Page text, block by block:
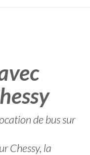
de bus sur
Chessy, la